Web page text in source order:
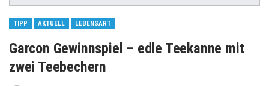
TIPP AKTUELL LEBENSART
Garcon Gewinnspiel – edle Teekanne mit
zwei Teebechern